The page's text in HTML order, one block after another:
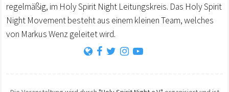
regelmäßig, im Holy Spirit Night Leitungskreis. Das Holy Spirit
Night Movement besteht aus einem kleinen Team, welches
von Markus Wenz geleitet wird.